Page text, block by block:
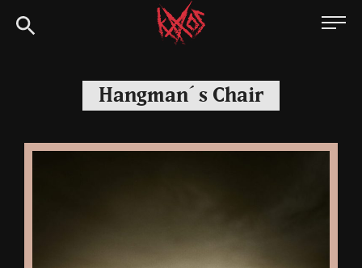
Siirry
suoraan
Kaaoszine
Hangman´s Chair